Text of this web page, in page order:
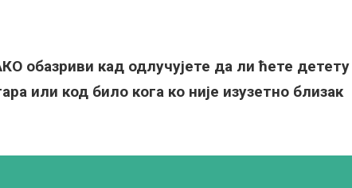
обазриви кад одлучујете да ли ћете детету
или код било кога ко није изузетно близак